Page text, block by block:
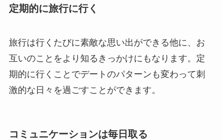
定期的に旅行に行く
旅行は行くたびに素敵な思い出ができる他に、お
互いのことをより知るきっかけにもなります。定
期的に行くことでデートのパターンも変わって刺
激的な日々を過ごすことができます。
コミュニケーションは毎日取る